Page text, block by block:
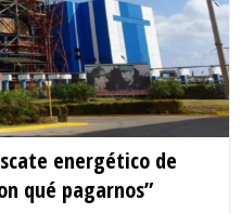
energético de
qué pagarnos”